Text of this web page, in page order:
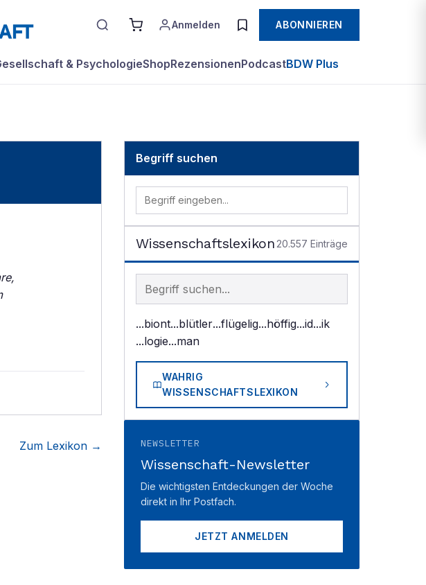
Anmelden ABONNIEREN
& PsychologieShopRezensionenPodcastBDW Plus
Zum Lexikon →
Begriff suchen
Wissenschaftslexikon 20.557 Einträge
Begriff im Lexikon suchen
...biont...blütler...flügelig...höffig...id...ik
...logie...man
WAHRIG
WISSENSCHAFTSLEXIKON
NEWSLETTER
Wissenschaft-Newsletter
Die wichtigsten Entdeckungen der Woche
direkt in Ihr Postfach.
JETZT ANMELDEN